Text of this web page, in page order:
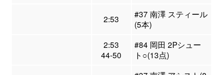
2:53
#37 南澤 スティール
(5本)
2:53
44-50
#84 岡田 2Pシュー
ト○(13点)